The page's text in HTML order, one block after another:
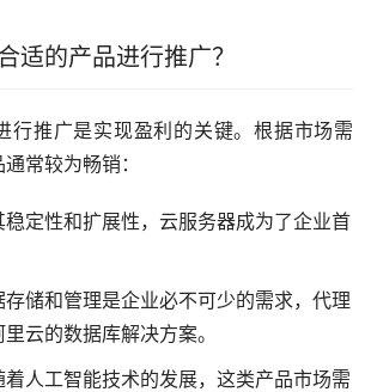
适的产品进行推广？
行推广是实现盈利的关键。根据市场需
常较为畅销：
稳定性和扩展性，云服务器成为了企业首
存储和管理是企业必不可少的需求，代理
云的数据库解决方案。
着人工智能技术的发展，这类产品市场需